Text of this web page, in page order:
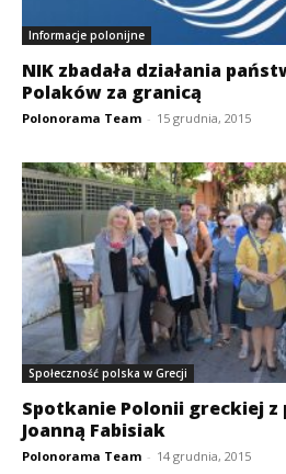
Informacje polonijne
NIK zbadała działania
Polaków za granicą
Polonorama Team - 15 grudnia, 2015
Społeczność polska w Grecji
Spotkanie Polonii greckiej z
Joanną Fabisiak
Polonorama Team - 14 grudnia, 2015